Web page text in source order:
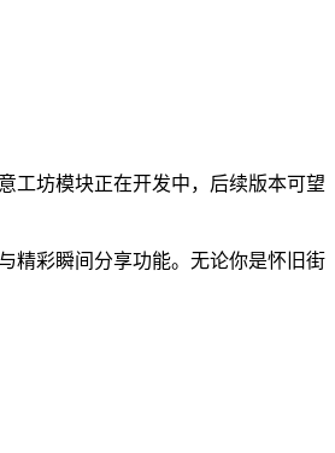
工坊模块正在开发中，后续版本可望
精彩瞬间分享功能。无论你是怀旧街